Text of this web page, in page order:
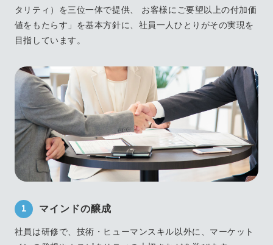
タリティ）を三位一体で提供、
お客様にご要望以上の付加価
値をもたらす」を基本方針に、社員一人ひとりがその実現を
目指しています。
1 マインドの醸成
社員は研修で、技術・ヒューマンスキル以外に、マーケット